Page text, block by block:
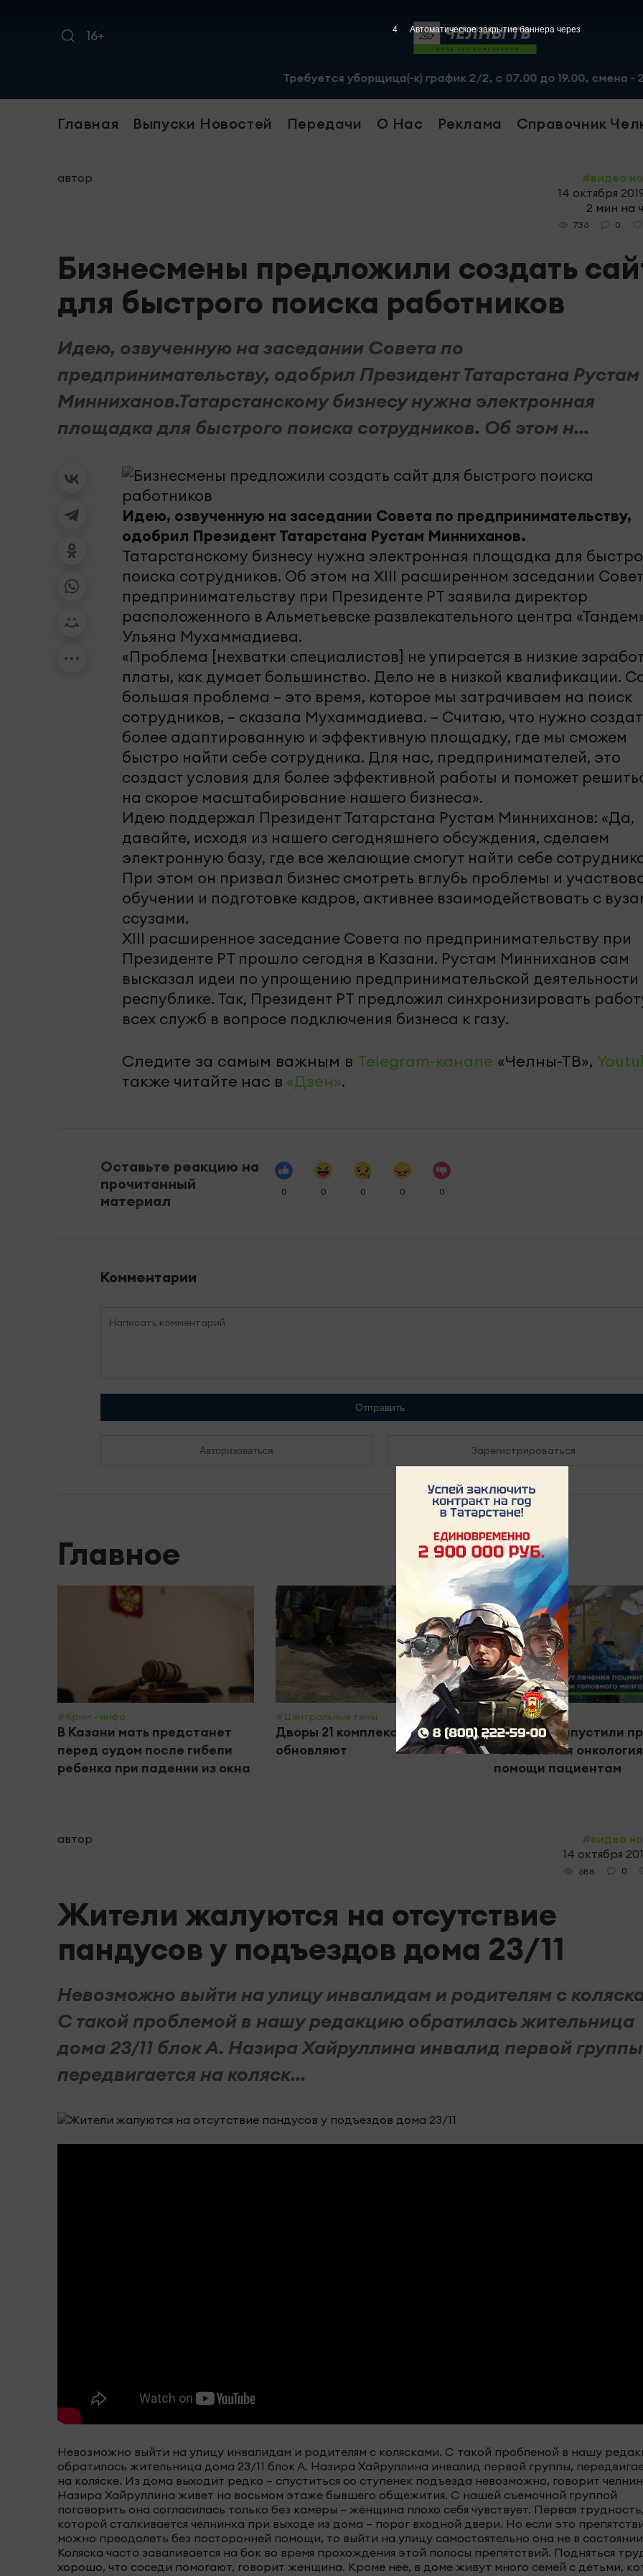
16+
Требуется уборщица(-к) график 2/2, с 07.00 до 19.00, смена - 2500
Главная Выпуски Новостей Передачи О Нас Реклама Справочник
автор
#видео
14 октября
2 мин на
736 0
Бизнесмены предложили создать
для быстрого поиска работников
Идею, озвученную на заседании Совета по
предпринимательству, одобрил Президент Татарстана Рустам
Минниханов.Татарстанскому бизнесу нужна электронная
площадка для быстрого поиска сотрудников. Об этом н...
Идею, озвученную на заседании Совета по предпринимательству,
одобрил Президент Татарстана Рустам Минниханов.
Татарстанскому бизнесу нужна электронная площадка для
поиска сотрудников. Об этом на XIII расширенном заседании
предпринимательству при Президенте РТ заявила директор
расположенного в Альметьевске развлекательного центра
Ульяна Мухаммадиева.
«Проблема [нехватки специалистов] не упирается в низкие
платы, как думает большинство. Дело не в низкой квалификации.
большая проблема – это время, которое мы затрачиваем на поиск
сотрудников, – сказала Мухаммадиева. – Считаю, что нужно
более адаптированную и эффективную площадку, где мы сможем
быстро найти себе сотрудника. Для нас, предпринимателей, это
создаст условия для более эффективной работы и поможет
на скорое масштабирование нашего бизнеса».
Идею поддержал Президент Татарстана Рустам Минниханов: «Да,
давайте, исходя из нашего сегодняшнего обсуждения, сделаем
электронную базу, где все желающие смогут найти себе
При этом он призвал бизнес смотреть вглубь проблемы и
обучении и подготовке кадров, активнее взаимодействовать с
ссузами.
XIII расширенное заседание Совета по предпринимательству при
Президенте РТ прошло сегодня в Казани. Рустам Минниханов сам
высказал идеи по упрощению предпринимательской деятельности
республике. Так, Президент РТ предложил синхронизировать
всех служб в вопросе подключения бизнеса к газу.
Следите за самым важным в Telegram-канале «Челны-ТВ»,
также читайте нас в «Дзен».
Оставьте реакцию на
прочитанный
материал
0 0 0 0 0
Комментарии
Отправить
Авторизоваться Зарегистрироваться
Главное
#Крим - инфо
В Казани мать предстанет
перед судом после гибели
ребенка при падении из окна
#Центральные темы
Дворы 21 комплекса Челнов
обновляют
#Общество
В Челнах запустили
«Бесшовная
помощи пациентам
автор
#видео
14 октября
688 0
Жители жалуются на отсутствие
пандусов у подъездов дома 23/11
Невозможно выйти на улицу инвалидам и родителям с
С такой проблемой в нашу редакцию обратилась жительница
дома 23/11 блок А. Назира Хайруллина инвалид первой
передвигается на коляск...
Невозможно выйти на улицу инвалидам и родителям с колясками. С такой проблемой в нашу
обратилась жительница дома 23/11 блок А. Назира Хайруллина инвалид первой группы,
на коляске. Из дома выходит редко – спуститься со ступенек подъезда невозможно, говорит
Назира Хайруллина живет на восьмом этаже бывшего общежития. С нашей съемочной группой
поговорить она согласилась только без камеры – женщина плохо себя чувствует. Первая
которой сталкивается челнинка при выходе из дома – порог входной двери. Но если это
можно преодолеть без посторонней помощи, то выйти на улицу самостоятельно она не в
Коляска часто заваливается на бок во время прохождения этой полосы препятствий. Подняться
хорошо, что соседи помогают, говорит женщина. Кроме нее, в доме живут много семей с детьми,
3 Автоматическое закрытие баннера через